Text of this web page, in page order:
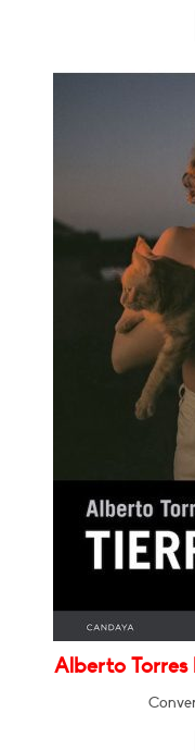
Alberto Torres